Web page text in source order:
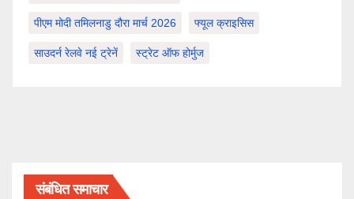
पीएम मोदी तमिलनाडु दौरा मार्च 2026 फ्यूल क्राइसिस
साउदर्न रेलवे नई ट्रेनें स्ट्रेट ऑफ होर्मुज
संबंधित समाचार